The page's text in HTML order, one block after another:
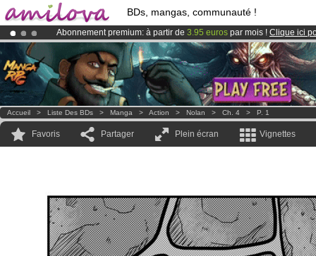
BDs, mangas, communauté !
Abonnement premium: à partir de 3.95 euros par mois ! Clique ici
Déjà 134393membreset 1208BDs & Mangas!
LeKickstarter Amilova est désormais lancé
Accueil > Liste Des BDs > Manga > Action > Nolan > Ch. 4 > P. 1
Favoris Partager Plein écran Vignettes